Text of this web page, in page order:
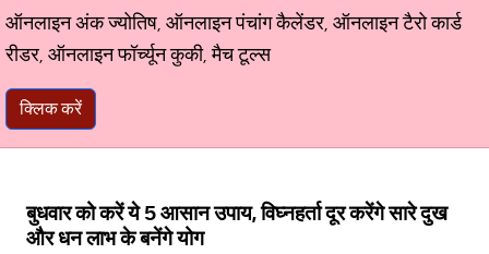
ऑनलाइन अंक ज्योतिष, ऑनलाइन पंचांग कैलेंडर, ऑनलाइन टैरो कार्ड
रीडर, ऑनलाइन फॉर्च्यून कुकी, मैच टूल्स
क्लिक करें
बुधवार को करें ये 5 आसान उपाय, विघ्नहर्ता दूर करेंगे सारे दुख
और धन लाभ के बनेंगे योग